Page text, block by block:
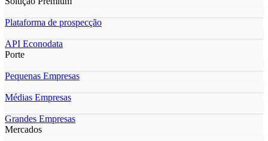
Plataforma de prospecção
API Econodata
Porte
Pequenas Empresas
Médias Empresas
Grandes Empresas
Mercados